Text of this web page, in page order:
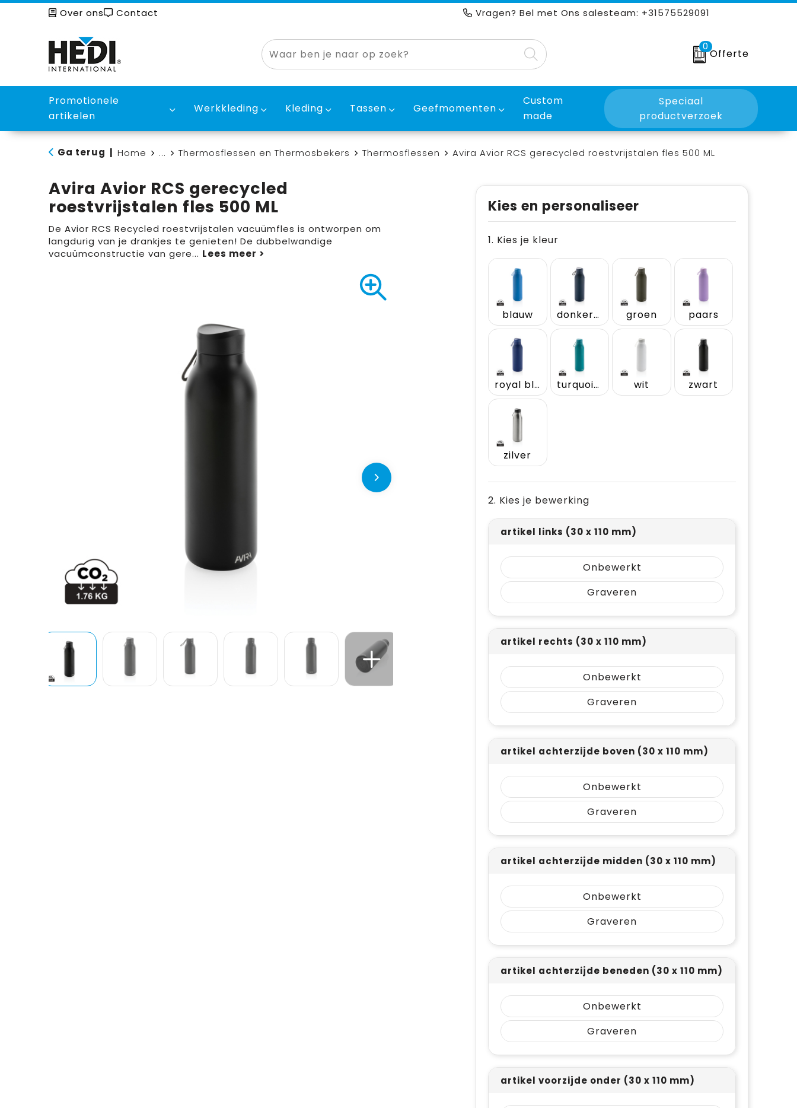
Over ons Contact Vragen? Bel met Ons salesteam: +31575529091
0
Offerte
Promotionele
artikelen
Werkkleding Kleding Tassen Geefmomenten
Custom
made
Speciaal
productverzoek
Ga terug Home ... Thermosflessen en Thermosbekers Thermosflessen Avira Avior RCS gerecycled roestvrijstalen fles 500 ML
Avira Avior RCS gerecycled
roestvrijstalen fles 500 ML
De Avior RCS Recycled roestvrijstalen vacuümfles is ontworpen om
langdurig van je drankjes te genieten! De dubbelwandige
vacuümconstructie van gere...
Kies en personaliseer
1. Kies je kleur
blauw donkerblauw groen paars
royal blue turquoise wit zwart
zilver
2. Kies je bewerking
artikel links (30 x 110 mm)
Onbewerkt
Graveren
artikel rechts (30 x 110 mm)
Onbewerkt
Graveren
artikel achterzijde boven (30 x 110 mm)
Onbewerkt
Graveren
artikel achterzijde midden (30 x 110 mm)
Onbewerkt
Graveren
artikel achterzijde beneden (30 x 110 mm)
Onbewerkt
Graveren
artikel voorzijde onder (30 x 110 mm)